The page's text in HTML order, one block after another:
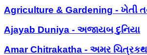
Agriculture & Gardening - ખેતી
Ajayab Duniya - અજાયબ દુનિયા
Amar Chitrakatha - અમર